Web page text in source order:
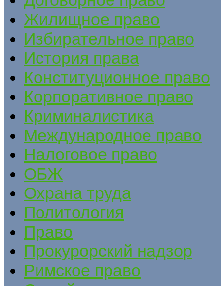
Жилищное право
Избирательное право
История права
Конституционное право
Корпоративное право
Криминалистика
Международное право
Налоговое право
ОБЖ
Охрана труда
Политология
Право
Прокурорский надзор
Римское право